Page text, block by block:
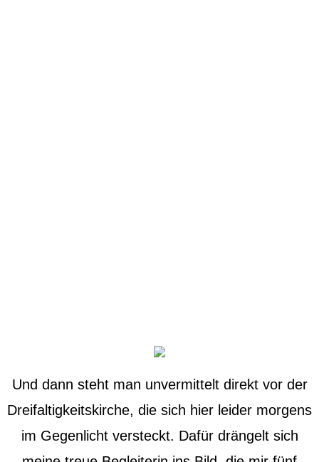
Und dann steht man unvermittelt direkt vor der
Dreifaltigkeitskirche, die sich hier leider morgens
im Gegenlicht versteckt. Dafür drängelt sich